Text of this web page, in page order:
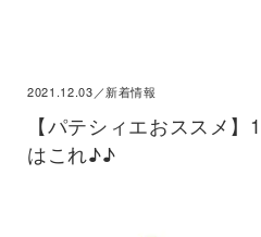
2021.12.03／新着情報
【パテシィエおススメ
はこれ♪♪